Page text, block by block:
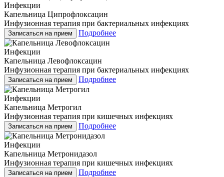
Инфекции
Капельница Ципрофлоксацин
Инфузионная терапия при бактериальных инфекциях
Записаться на прием Подробнее
Инфекции
Капельница Левофлоксацин
Инфузионная терапия при бактериальных инфекциях
Записаться на прием Подробнее
Инфекции
Капельница Метрогил
Инфузионная терапия при кишечных инфекциях
Записаться на прием Подробнее
Инфекции
Капельница Метронидазол
Инфузионная терапия при кишечных инфекциях
Записаться на прием
Подробнее